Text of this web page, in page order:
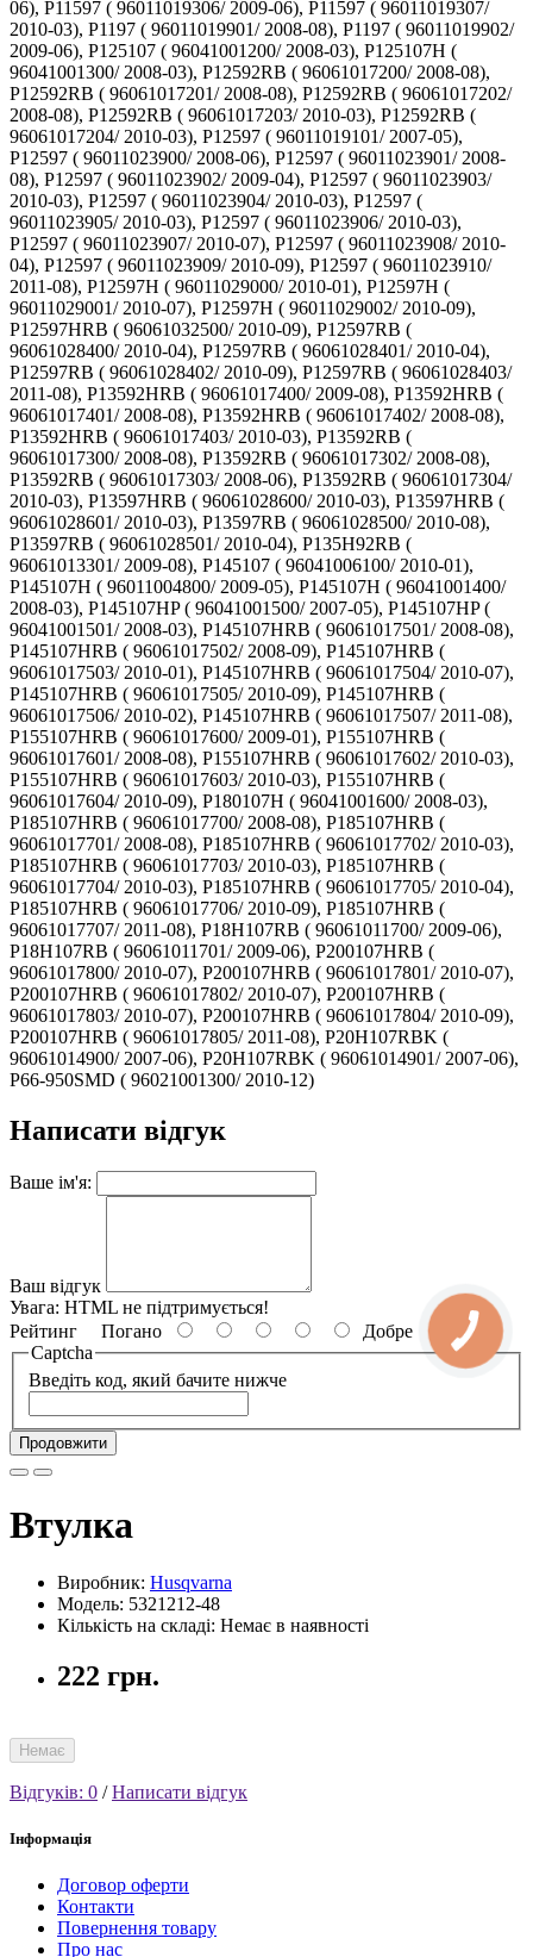
Написати відгук
Ваше ім'я:
Ваш відгук
Увага: HTML не підтримується!
Рейтинг Погано
Добре
Captcha
Введіть код, який бачите нижче
Продовжити
Втулка
Виробник: Husqvarna
Модель: 5321212-48
Кількість на складі: Немає в наявності
222 грн.
Немає
Відгуків: 0 /Написати відгук
Інформація
Договор оферти
Контакти
Повернення товару
Про нас